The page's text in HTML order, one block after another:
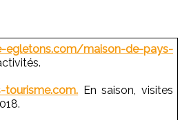
egletons.com/maison-de-pays-
tourisme.com. En saison, visites